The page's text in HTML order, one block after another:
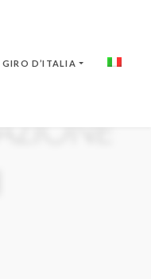
GIRO D’ITALIA